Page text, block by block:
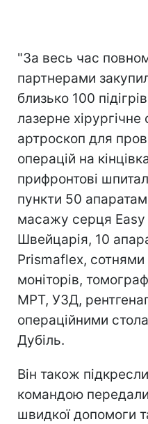
"За весь час
партнерами
близько 100
лазерне
артроскоп для
операцій на
прифронтові
пункти 50
масажу серця
Швейцарія, 10
Prismaflex, сотнями
моніторів,
МРТ, УЗД,
операційними
Дубіль.
Він також
командою
швидкої допомоги